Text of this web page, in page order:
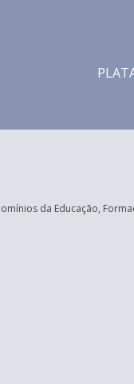
da Educação,